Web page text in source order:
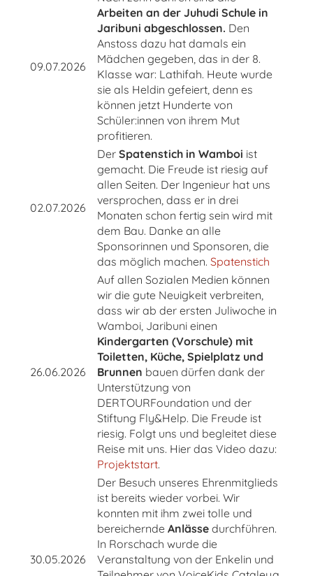
09.07.2026
Arbeiten an der Juhudi Schule in
Jaribuni abgeschlossen. Den
Anstoss dazu hat damals ein
Mädchen gegeben, das in der 8.
Klasse war: Lathifah. Heute wurde
sie als Heldin gefeiert, denn es
können jetzt Hunderte von
Schüler:innen von ihrem Mut
profitieren.
02.07.2026
Der Spatenstich in Wamboi ist
gemacht. Die Freude ist riesig auf
allen Seiten. Der Ingenieur hat uns
versprochen, dass er in drei
Monaten schon fertig sein wird mit
dem Bau. Danke an alle
Sponsorinnen und Sponsoren, die
das möglich machen. Spatenstich
26.06.2026
Auf allen Sozialen Medien können
wir die gute Neuigkeit verbreiten,
dass wir ab der ersten Juliwoche in
Wamboi, Jaribuni einen
Kindergarten (Vorschule) mit
Toiletten, Küche, Spielplatz und
Brunnen bauen dürfen dank der
Unterstützung von
DERTOURFoundation und der
Stiftung Fly&Help. Die Freude ist
riesig. Folgt uns und begleitet diese
Reise mit uns. Hier das Video dazu:
Projektstart.
30.05.2026
Der Besuch unseres Ehrenmitglieds
ist bereits wieder vorbei. Wir
konnten mit ihm zwei tolle und
bereichernde Anlässe durchführen.
In Rorschach wurde die
Veranstaltung von der Enkelin und